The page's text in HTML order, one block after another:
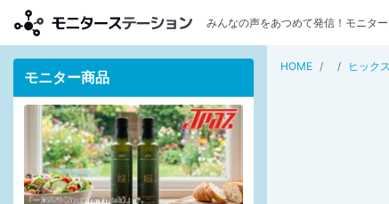
みんなの声をあつめて発信！モニタ
HOME ヒック
モニター商品